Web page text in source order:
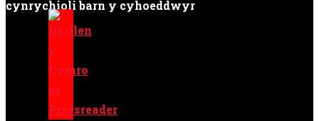
cynrychioli barn y cyhoeddwyr